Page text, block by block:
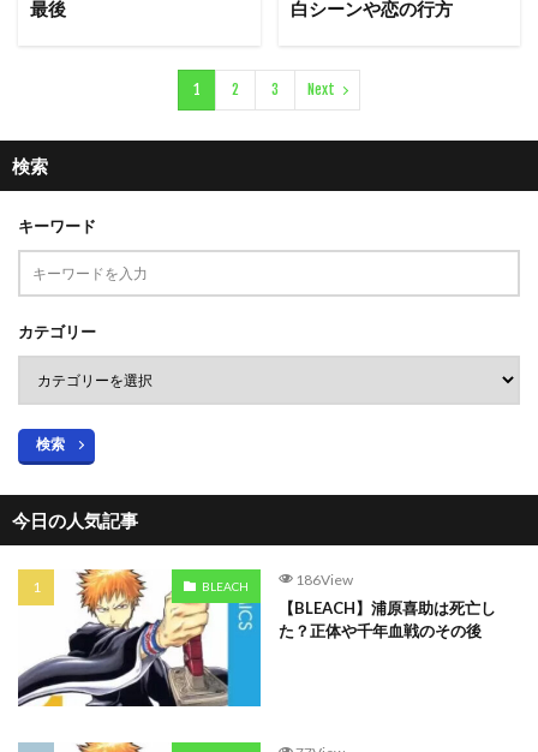
最後
白シーンや恋の行方
1 2 3 Next
検索
キーワード
カテゴリー
検索
今日の人気記事
BLEACH 186View
【BLEACH】浦原喜助は死亡し
た？正体や千年血戦のその後